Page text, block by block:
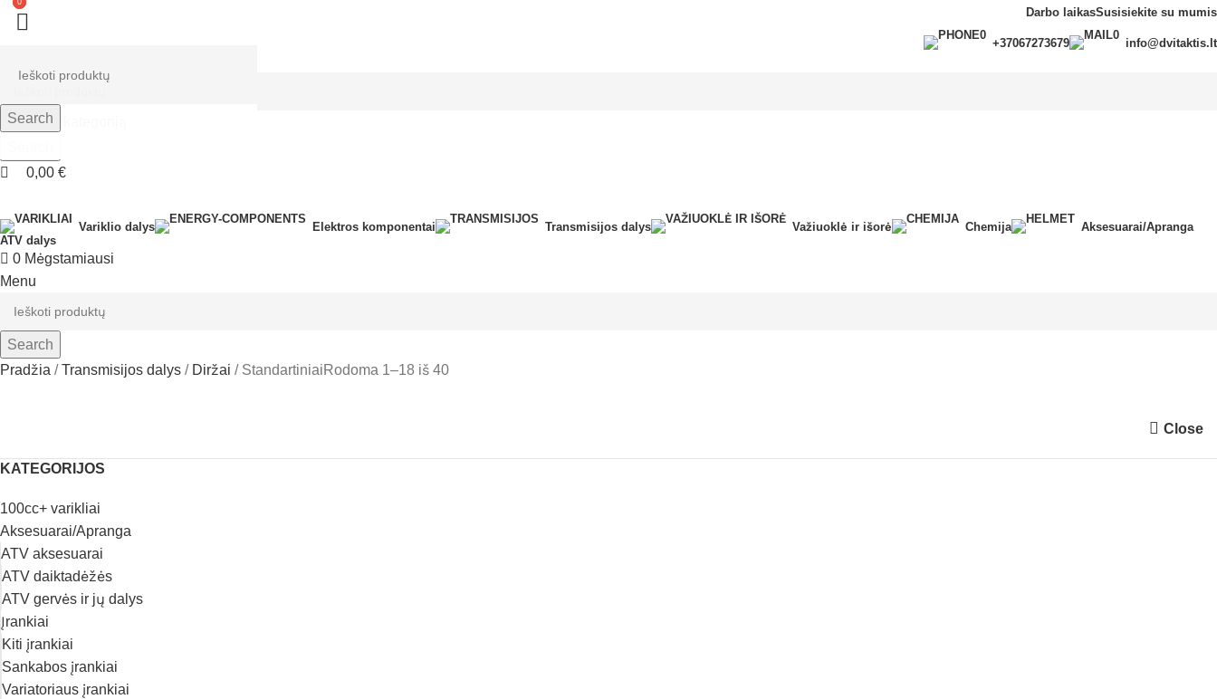
Darbo laikasSusisiekite su mumis
+37067273679 info@dvitaktis.lt
Pasirinkti kategoriją
0
0,00 €
Variklio dalys Elektros komponentai Transmisijos dalys Važiuoklė ir išorė Chemija
Aksesuarai/Apranga
ATV dalys
0 Mėgstamiausi
Menu
Search
Pradžia
Transmisijos dalys Diržai StandartiniaiRodoma 1–18 iš 40
Close
KATEGORIJOS
100cc+ varikliai
Aksesuarai/Apranga
ATV aksesuarai
ATV daiktadėžės
ATV gervės ir jų dalys
Įrankiai
Kiti įrankiai
Sankabos įrankiai
Variatoriaus įrankiai
Search
0